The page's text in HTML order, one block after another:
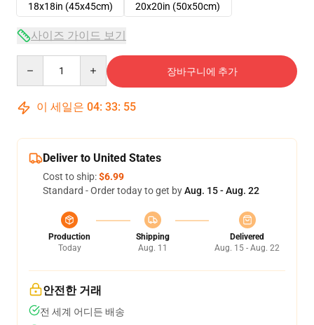
18x18in (45x45cm)
20x20in (50x50cm)
사이즈 가이드 보기
장바구니에 추가
이 세일은 04: 33: 54
Deliver to United States
Cost to ship:$6.99
Standard - Order today to get byAug. 15 - Aug. 22
Production
Today
Shipping
Aug. 11
Delivered
Aug. 15 - Aug. 22
안전한 거래
전 세계 어디든 배송